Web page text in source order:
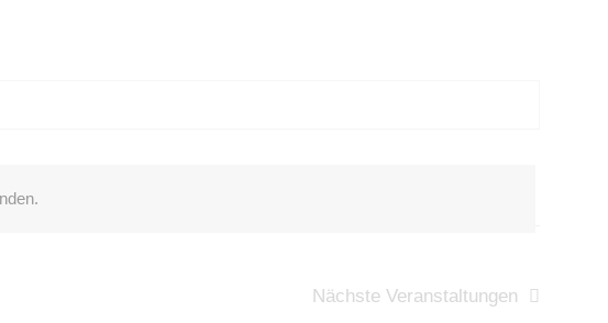
NächsteVeranstaltungen